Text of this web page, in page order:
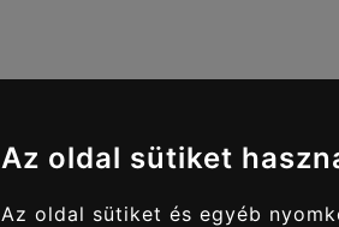
Az oldal sütiket
Az oldal sütiket és egyéb